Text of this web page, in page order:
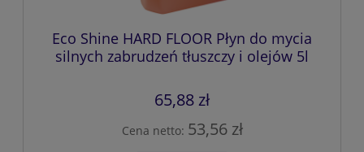
Eco Shine HARD FLOOR Płyn do mycia
silnych zabrudzeń tłuszczy i olejów 5l
65,88 zł
Cena netto: 53,56 zł